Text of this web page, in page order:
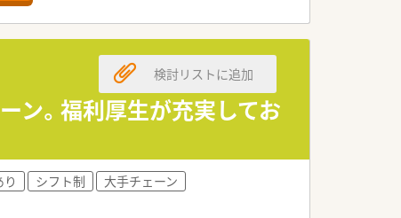
で安心して働く事が出来ます。
た健康に必要な商品・サービス提供、
教育・薬事・調剤サポート」等のより専
会社側に伝え新たなキャリア形成す
ン。福利厚生が充実してお
検討リストに追加
シフト制
大手チェーン